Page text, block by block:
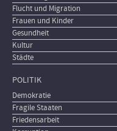
Flucht und Migration
Frauen und Kinder
Gesundheit
Kultur
Städte
POLITIK
Demokratie
Fragile Staaten
Friedensarbeit